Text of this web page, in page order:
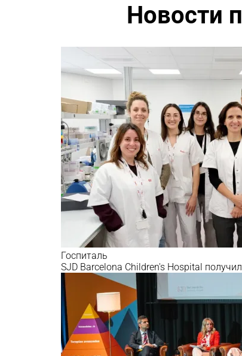
Новости
Госпиталь
SJD Barcelona Children's Hospital